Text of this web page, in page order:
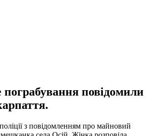
пограбування повідомили
з повідомленням про майновий